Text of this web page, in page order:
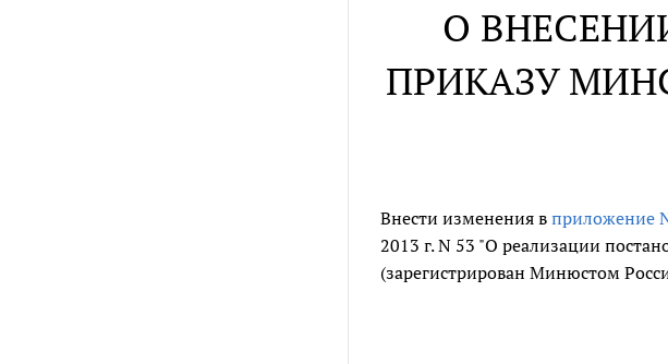
О
ПРИКАЗУ
Внести изменения в приложение
2013 г. N 53 "О реализации
(зарегистрирован Минюстом